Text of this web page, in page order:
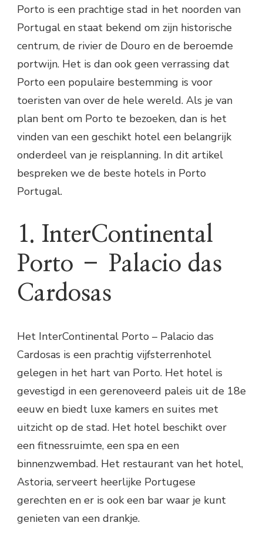
Porto is een prachtige stad in het noorden van
Portugal en staat bekend om zijn historische
centrum, de rivier de Douro en de beroemde
portwijn. Het is dan ook geen verrassing dat
Porto een populaire bestemming is voor
toeristen van over de hele wereld. Als je van
plan bent om Porto te bezoeken, dan is het
vinden van een geschikt hotel een belangrijk
onderdeel van je reisplanning. In dit artikel
bespreken we de beste hotels in Porto
Portugal.
1. InterContinental
Porto – Palacio das
Cardosas
Het InterContinental Porto – Palacio das
Cardosas is een prachtig vijfsterrenhotel
gelegen in het hart van Porto. Het hotel is
gevestigd in een gerenoveerd paleis uit de 18e
eeuw en biedt luxe kamers en suites met
uitzicht op de stad. Het hotel beschikt over
een fitnessruimte, een spa en een
binnenzwembad. Het restaurant van het hotel,
Astoria, serveert heerlijke Portugese
gerechten en er is ook een bar waar je kunt
genieten van een drankje.